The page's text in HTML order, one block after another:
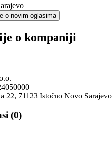
o novim oglasima
o kompaniji
22, 71123 Istočno Novo Sarajevo
(0)